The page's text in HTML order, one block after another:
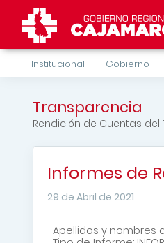
Institucional Gobierno
Transparencia
Rendición de Cuentas del
Informes de
29 de Abril de 2021
Apellidos y nombres